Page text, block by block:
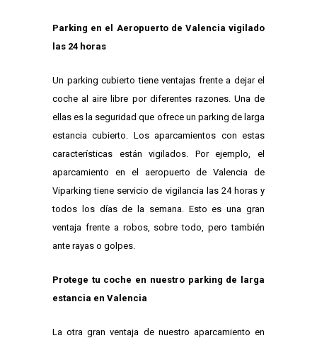
Parking en el Aeropuerto de Valencia vigilado
las 24 horas
Un parking cubierto tiene ventajas frente a dejar el
coche al aire libre por diferentes razones. Una de
ellas es la seguridad que ofrece un parking de larga
estancia cubierto. Los aparcamientos con estas
características están vigilados. Por ejemplo, el
aparcamiento en el aeropuerto de Valencia de
Viparking tiene servicio de vigilancia las 24 horas y
todos los días de la semana. Esto es una gran
ventaja frente a robos, sobre todo, pero también
ante rayas o golpes.
Protege tu coche en nuestro parking de larga
estancia en Valencia
La otra gran ventaja de nuestro aparcamiento en